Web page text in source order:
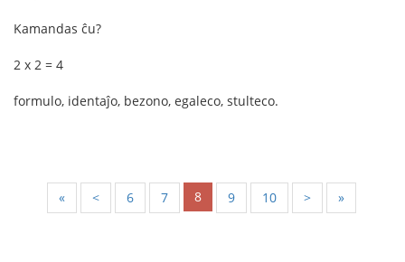
Kamandas ĉu?
2 x 2 = 4
formulo, identaĵo, bezono, egaleco, stulteco.
« < 6 7 8 9 10 > »